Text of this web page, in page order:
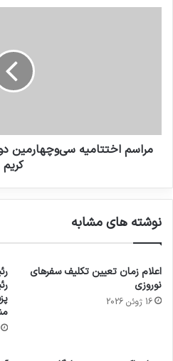
مراسم اختتامیه سی‌وچهارمین
کریم
نوشته های مشابه
اعلام زمان تعیین تکلیف سفرهای
نوروزی
16 ژوئن 2026